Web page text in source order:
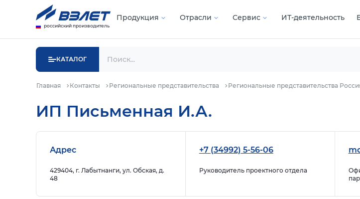
российский производитель
Продукция Отрасли Сервис ИТ-деятельность
КАТАЛОГ
Главная Контакты Региональные представительства Региональные представительства
ИП Письменная И.А.
Адрес
429404, г. Лабытнанги, ул. Обская, д.
48
+7 (34992) 5-56-06
Руководитель проектного отдела